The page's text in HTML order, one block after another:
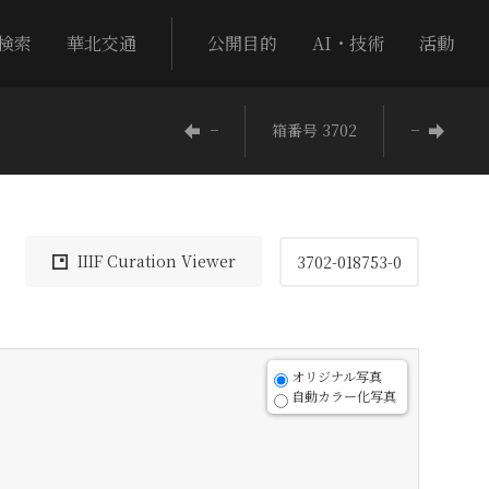
索 華北交通 公開目的 AI・技術 活動
− 箱番号 3702 −
IIIF Curation Viewer 3702-018753-0
オリジナル写真
自動カラー化写真